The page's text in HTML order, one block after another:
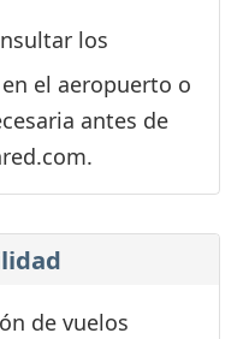
los
el aeropuerto o
antes de
de vuelos